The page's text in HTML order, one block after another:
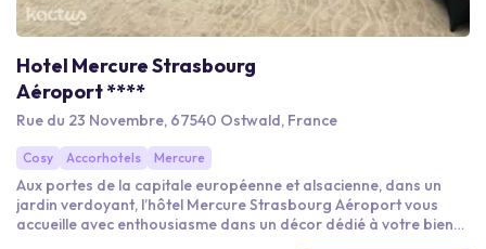
Hotel Mercure Strasbourg
Aéroport ****
Rue du 23 Novembre, 67540 Ostwald, France
Cosy Accorhotels Mercure
Aux portes de la capitale européenne et alsacienne, dans un
jardin verdoyant, l’hôtel Mercure Strasbourg Aéroport vous
accueille avec enthousiasme dans un décor dédié à votre bien-